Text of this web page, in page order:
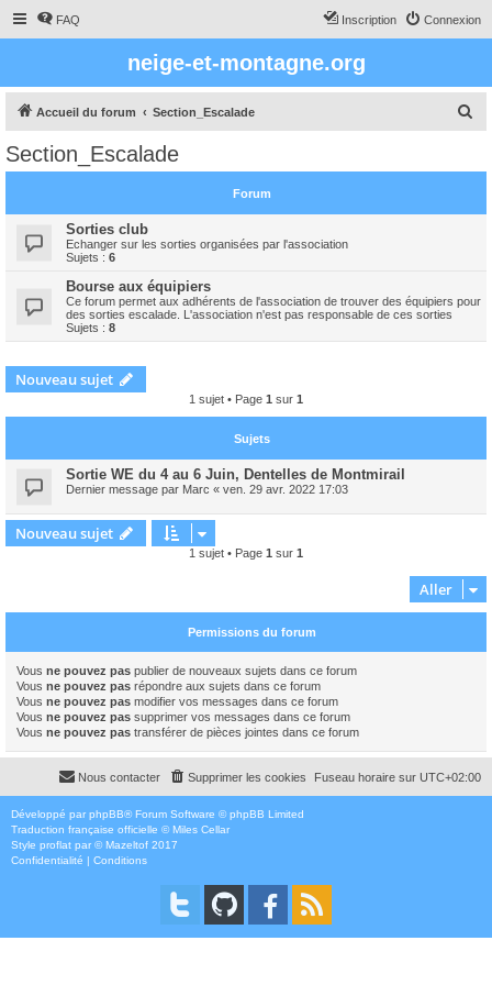
FAQ Connexion
Inscription
neige-et-montagne.org
Accueil du forum Section_Escalade
e
Section_Escalade
Forum
Sorties club
Echanger sur les sorties organisées par l'association
Sujets : 6
Bourse aux équipiers
Ce forum permet aux adhérents de l'association de trouver des équipiers pour
des sorties escalade. L'association n'est pas responsable de ces sorties
Sujets : 8
Nouveau sujet
1 sujet • Page 1 sur 1
Sujets
Sortie WE du 4 au 6 Juin, Dentelles de Montmirail
Dernier message par Marc « ven. 29 avr. 2022 17:03
Nouveau sujet
1 sujet • Page 1 sur 1
Aller
Permissions du forum
Vous ne pouvez pas publier de nouveaux sujets dans ce forum
Vous ne pouvez pas répondre aux sujets dans ce forum
Vous ne pouvez pas modifier vos messages dans ce forum
Vous ne pouvez pas supprimer vos messages dans ce forum
Vous ne pouvez pas transférer de pièces jointes dans ce forum
Fuseau horaire sur UTC+02:00
Supprimer les cookies
Nous contacter
Développé par phpBB® Forum Software © phpBB Limited
Traduction française officielle ©Miles Cellar
Style proflat par ©Mazeltof 2017
Confidentialité | Conditions